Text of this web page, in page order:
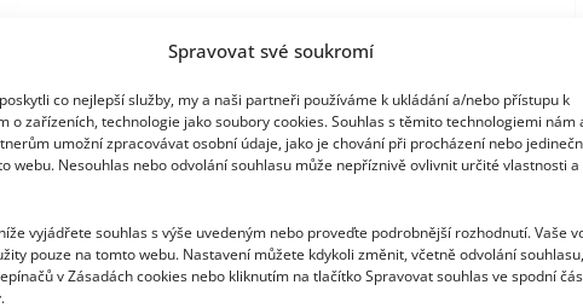
Spravovat své soukromí
co nejlepší služby, my a naši partneři používáme k ukládání a/nebo přístupu k
o zařízeních, technologie jako soubory cookies. Souhlas s těmito technologiemi nám
umožní zpracovávat osobní údaje, jako je chování při procházení nebo
webu. Nesouhlas nebo odvolání souhlasu může nepříznivě ovlivnit určité vlastnosti a
vyjádřete souhlas s výše uvedeným nebo proveďte podrobnější rozhodnutí. Vaše
pouze na tomto webu. Nastavení můžete kdykoli změnit, včetně odvolání souhlasu,
v Zásadách cookies nebo kliknutím na tlačítko Spravovat souhlas ve spodní